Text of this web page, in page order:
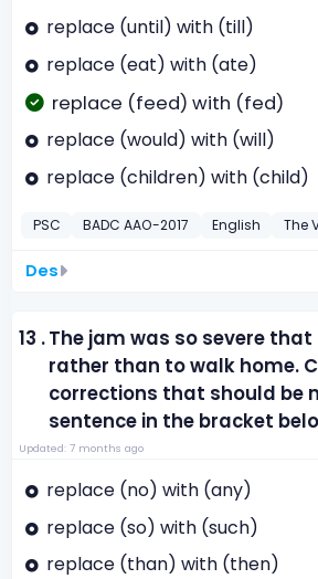
replace (until) with (till)
replace (eat) with (ate)
replace (feed) with (fed)
replace (would) with (will)
replace (children) with (child)
PSC BADC AAO-2017 English The
Des
13 .The jam was so severe
rather than to walk home.
corrections that should be
sentence in the bracket
Updated: 7 months ago
replace (no) with (any)
replace (so) with (such)
replace (than) with (then)